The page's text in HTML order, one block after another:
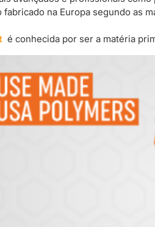
fabricado na Europa segundo as
é conhecida por ser a matéria